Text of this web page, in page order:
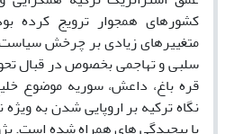
کشورهای همجوار ترویج کرده
متغییرهای زیادی بر چرخش
سلبی و تهاجمی بخصوص در قبال
قره باغ، داعش، سوریه موضوع
نگاه ترکیه بر اروپایی شدن به